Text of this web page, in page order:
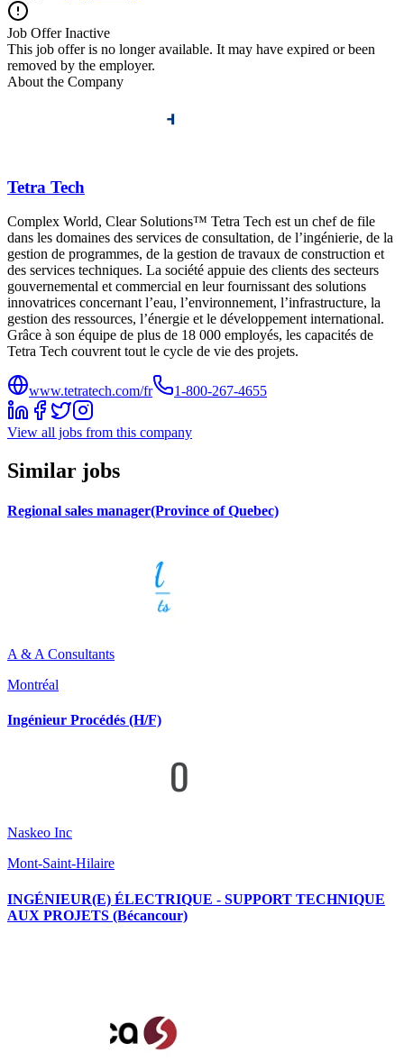
Job Offer Inactive
This job offer is no longer available. It may have expired or been
removed by the employer.
About the Company
Tetra Tech
Complex World, Clear Solutions™ Tetra Tech est un chef de file
dans les domaines des services de consultation, de l’ingénierie, de la
gestion de programmes, de la gestion de travaux de construction et
des services techniques. La société appuie des clients des secteurs
gouvernemental et commercial en leur fournissant des solutions
innovatrices concernant l’eau, l’environnement, l’infrastructure, la
gestion des ressources, l’énergie et le développement international.
Grâce à son équipe de plus de 18 000 employés, les capacités de
Tetra Tech couvrent tout le cycle de vie des projets.
www.tetratech.com/fr 1-800-267-4655
View all jobs from this company
Similar jobs
Regional sales manager(Province of Quebec)
A & A Consultants
Montréal
Ingénieur Procédés (H/F)
Naskeo Inc
Mont-Saint-Hilaire
INGÉNIEUR(E) ÉLECTRIQUE - SUPPORT TECHNIQUE
AUX PROJETS (Bécancour)